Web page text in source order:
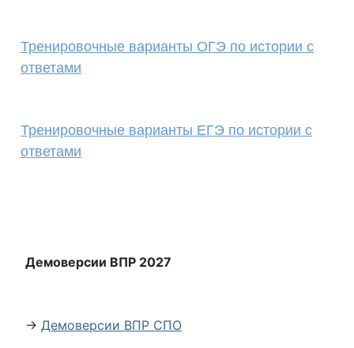
Тренировочные варианты ОГЭ по истории с
ответами
Тренировочные варианты ЕГЭ по истории с
ответами
Демоверсии ВПР 2027
→ Демоверсии ВПР СПО